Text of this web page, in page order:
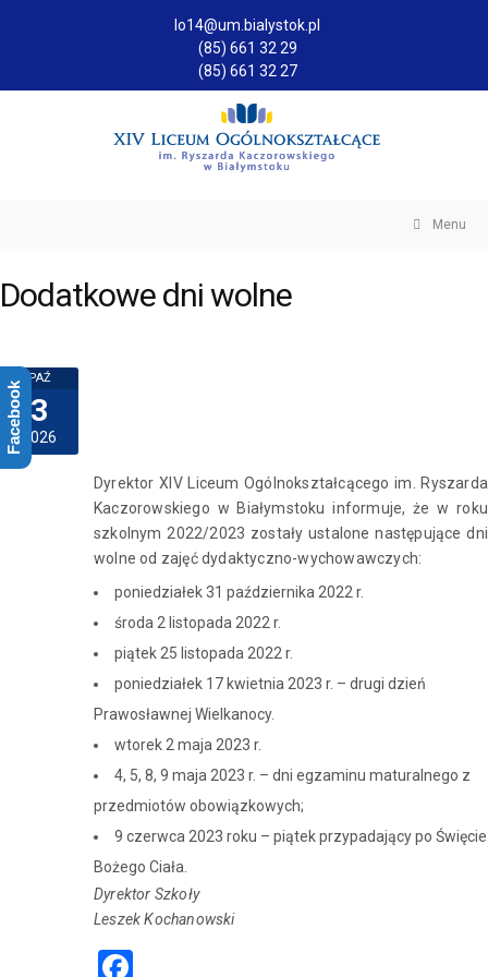
lo14@um.bialystok.pl
(85) 661 32 29
(85) 661 32 27
Menu
Dodatkowe dni wolne
PAŹ
3
2026
Dyrektor XIV Liceum Ogólnokształcącego im. Ryszarda
Kaczorowskiego w Białymstoku informuje, że w roku
szkolnym 2022/2023 zostały ustalone następujące dni
wolne od zajęć dydaktyczno-wychowawczych:
poniedziałek 31 października 2022 r.
środa 2 listopada 2022 r.
piątek 25 listopada 2022 r.
poniedziałek 17 kwietnia 2023 r. – drugi dzień
Prawosławnej Wielkanocy.
wtorek 2 maja 2023 r.
4, 5, 8, 9 maja 2023 r. – dni egzaminu maturalnego z
przedmiotów obowiązkowych;
9 czerwca 2023 roku – piątek przypadający po Święcie
Bożego Ciała.
Dyrektor Szkoły
Leszek Kochanowski
Facebook